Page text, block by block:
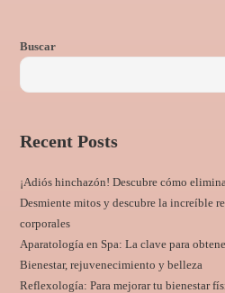
Buscar
Recent Posts
¡Adiós hinchazón! Descubre cómo
Desmiente mitos y descubre la increíble
corporales
Aparatología en Spa: La clave para
Bienestar, rejuvenecimiento y belleza
Reflexología: Para mejorar tu bienestar